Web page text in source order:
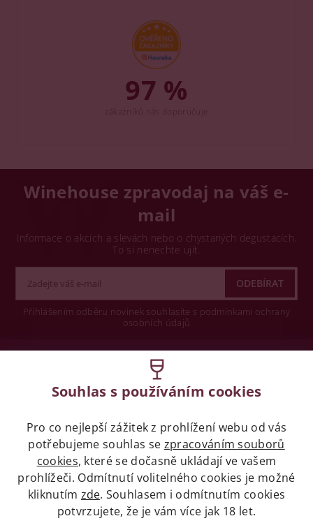
97 %
Winehouse zpravodaj na váš e-
mail
Informace o akcích a slevách nebo o chystaných degustacích.
To si nenechte ujít.
Přihlášením odběru novinek souhlasíte s podmínkami ochrany
osobních údajů
Legislativa
Zákaz prodeje alkoholických nápojů osobám
mladších 18 let.
Naše služby
Souhlas s používáním cookies
Pro co nejlepší zážitek z prohlížení webu od vás
potřebujeme souhlas se zpracováním souborů
cookies, které se dočasně ukládají ve vašem
prohlížeči. Odmítnutí volitelného cookies je možné
kliknutím zde. Souhlasem i odmítnutím cookies
potvrzujete, že je vám více jak 18 let.